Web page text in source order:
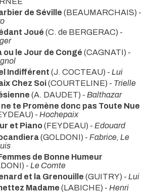
de Séville (BEAUMARCHAIS) -
Joué (C. de BERGERAC) -
ou le Jour de Congé (CAGNATI) -
Indifférent (J. COCTEAU) - Lui
Chez Soi(COURTELINE) - Trielle
(A. DAUDET) - Balthazar
ne te Promène donc pas Toute Nue
- Hochepaix
et Piano(FEYDEAU) - Edouard
(GOLDONI) - Fabrice, Le
de Bonne Humeur
- Le Comte
et la Grenouille (GUITRY) - Lui
Madame (LABICHE) - Henri